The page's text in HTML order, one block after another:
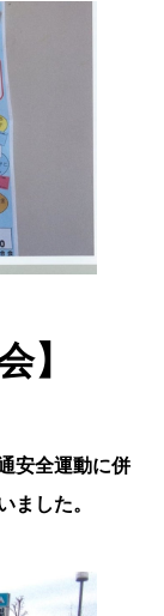
】
安全運動に併
ました。